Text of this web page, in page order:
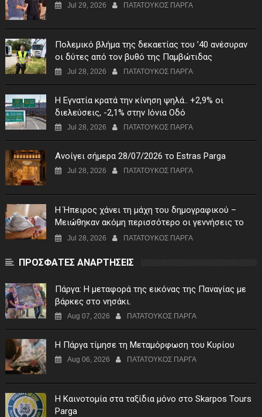
Jul 29, 2026 ΠΑΤΑΤΟΥΚΟΣ ΠΑΡΓΑ
Πολεμικό βλήμα της δεκαετίας του ’40 ανέσυραν
οι δύτες από τον βυθό της Παμβώτιδας
Jul 28, 2026 ΠΑΤΑΤΟΥΚΟΣ ΠΑΡΓΑ
Η Εγνατία κρατά την κίνηση ψηλά.. +2,9% οι
διελεύσεις, -2,1% στην Ιόνια Οδό
Jul 28, 2026 ΠΑΤΑΤΟΥΚΟΣ ΠΑΡΓΑ
Ανοίγει σήμερα 28/07/2026 το Estras Parga
Jul 28, 2026 ΠΑΤΑΤΟΥΚΟΣ ΠΑΡΓΑ
Η Ήπειρος χάνει τη μάχη του δημογραφικού –
Μειώθηκαν ακόμη περισσότερο οι γεννήσεις το
πρώτο τρίμηνο του 2026
Jul 28, 2026 ΠΑΤΑΤΟΥΚΟΣ ΠΑΡΓΑ
ΠΡΟΣΦΑΤΕΣ ΑΝΑΡΤΗΣΕΙΣ
Πάργα: Η μεταφορά της εικόνας της Παναγίας με
βάρκες στο νησάκι.
Aug 07, 2026 ΠΑΤΑΤΟΥΚΟΣ ΠΑΡΓΑ
Η Πάργα τίμησε τη Μεταμόρφωση του Κυρίου
Aug 06, 2026 ΠΑΤΑΤΟΥΚΟΣ ΠΑΡΓΑ
Η Καινοτομία στα ταξίδια μόνο στο Skarpos Tours
Parga